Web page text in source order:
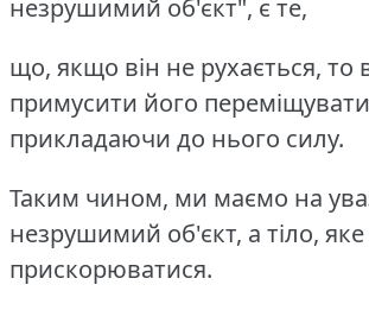
незрушимий об'єкт", є те,
що, якщо він не рухається,
примусити його
прикладаючи до нього силу.
Таким чином, ми маємо на
незрушимий об'єкт, а тіло,
прискорюватися.